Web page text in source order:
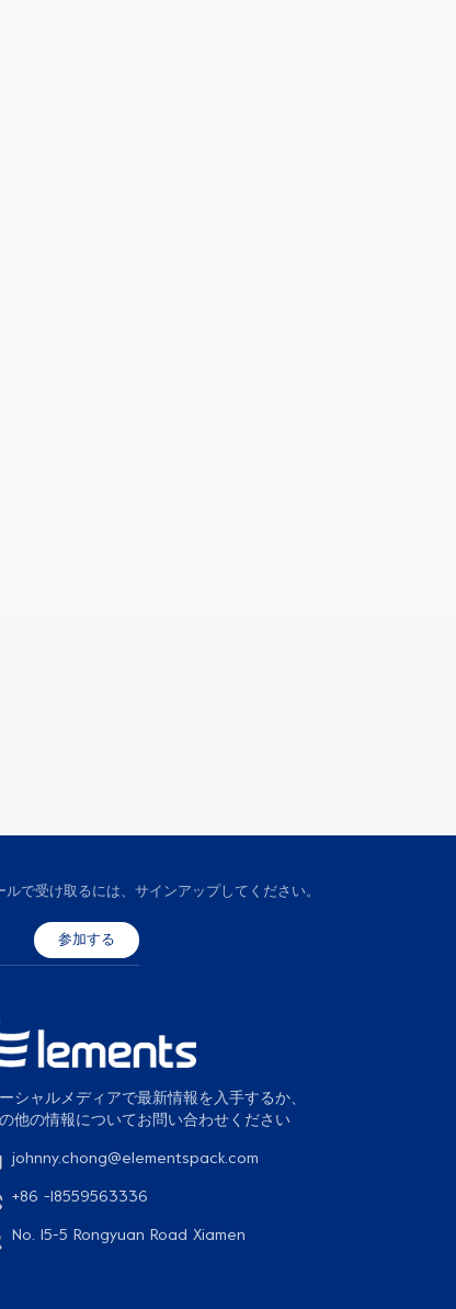
で受け取るには、サインアップしてください。
シャルメディアで最新情報を入手するか、
他の情報についてお問い合わせください
johnny.chong@elementspack.com
+86 -18559563336
No. 15-5 Rongyuan Road Xiamen